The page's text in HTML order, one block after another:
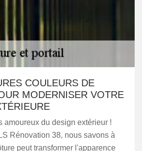
COULEURS DE
MODERNISER VOTRE
amoureux du design extérieur !
Rénovation 38, nous savons à
peut transformer l'apparence